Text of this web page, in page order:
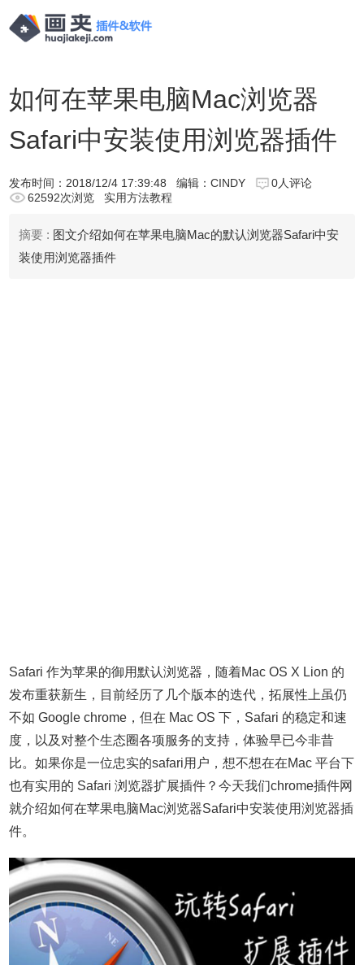
如何在苹果电脑Mac浏览器
Safari中安装使用浏览器插件
发布时间： 2018/12/4 17:39:48 编辑：CINDY
0人评论
62592次浏览
实用方法教程
摘要 : 图文介绍如何在苹果电脑Mac的默认浏览器Safari中安
装使用浏览器插件
Safari 作为苹果的御用默认浏览器，随着Mac OS X Lion 的
发布重获新生，目前经历了几个版本的迭代，拓展性上虽仍
不如 Google chrome，但在 Mac OS 下，Safari 的稳定和速
度，以及对整个生态圈各项服务的支持，体验早已今非昔
比。如果你是一位忠实的safari用户，想不想在在Mac 平台下
也有实用的 Safari 浏览器扩展插件？今天我们chrome插件网
就介绍如何在苹果电脑Mac浏览器Safari中安装使用浏览器插
件。